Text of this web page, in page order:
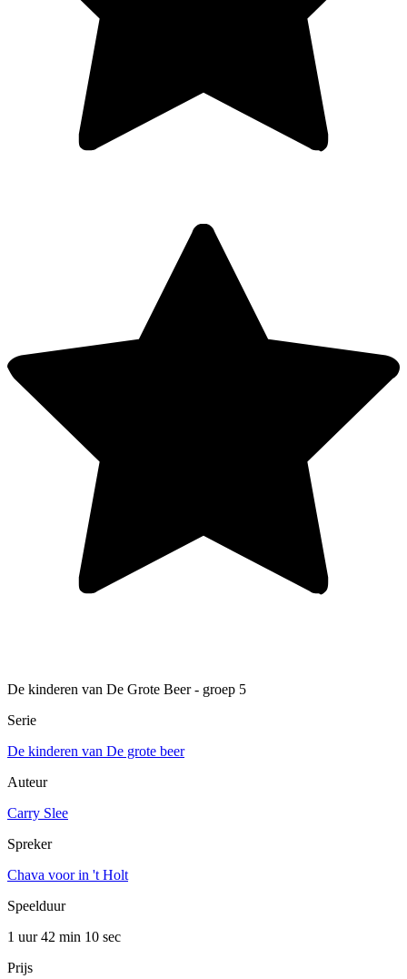
De kinderen van De Grote Beer - groep 5
Serie
De kinderen van De grote beer
Auteur
Carry Slee
Spreker
Chava voor in 't Holt
Speelduur
1 uur 42 min 10 sec
Prijs